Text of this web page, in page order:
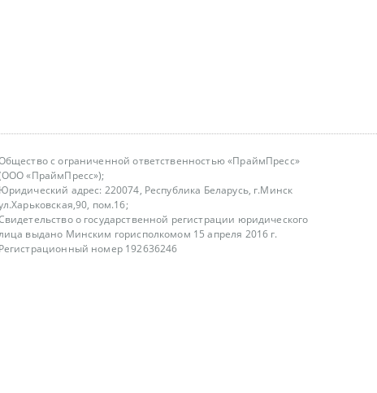
с ограниченной ответственностью «ПраймПресс»
«ПраймПресс»);
Юридический адрес: 220074, Республика Беларусь, г.Минск
пом.16;
о государственной регистрации юридического
выдано Минским горисполкомом 15 апреля 2016 г.
Регистрационный номер 192636246